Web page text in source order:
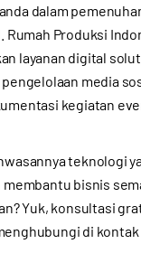
dalam
Rumah Produksi
layanan digital
media
kegiatan
teknologi
bisnis
Yuk, konsultasi
di kontak